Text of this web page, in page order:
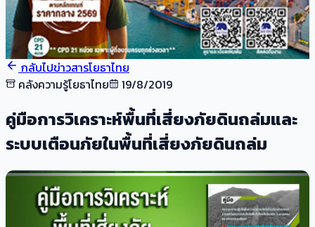
กลับไปข่าวสารโยธาไทย
คลังความรู้โยธาไทย
19/8/2019
คู่มือการวิเคราะห์พื้นที่เสี่ยงภัยดินถล่มและ
ระบบเตือนภัยในพื้นที่เสี่ยงภัยดินถล่ม